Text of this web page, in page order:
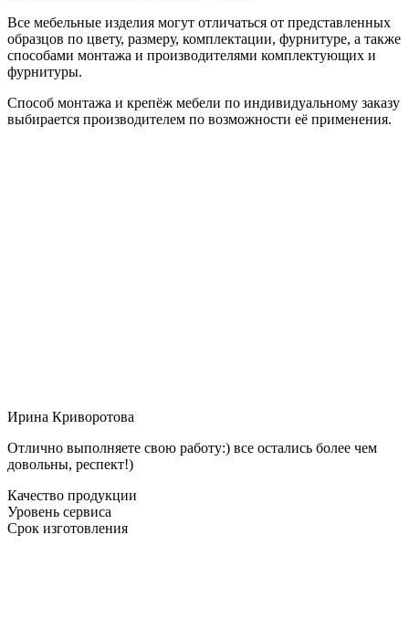
Все мебельные изделия могут отличаться от представленных
образцов по цвету, размеру, комплектации, фурнитуре, а также
способами монтажа и производителями комплектующих и
фурнитуры.
Способ монтажа и крепёж мебели по индивидуальному заказу
выбирается производителем по возможности её применения.
Ирина Криворотова
Отлично выполняете свою работу:) все остались более чем
довольны, респект!)
Качество продукции
Уровень сервиса
Срок изготовления